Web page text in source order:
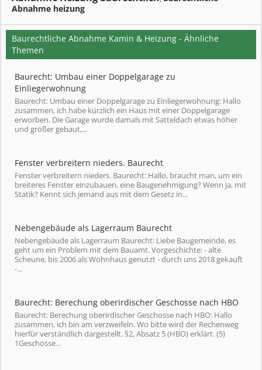
Abnahme heizung
Baurechtliche Abnahme Kamin & Heizung - Ähnliche
Themen
Baurecht: Umbau einer Doppelgarage zu
Einliegerwohnung
Baurecht: Umbau einer Doppelgarage zu Einliegerwohnung: Hallo
zusammen, ich habe kürzlich ein Haus mit einer Doppelgarage
erworben. Die Garage wurde damals mit Satteldach etwas höher
und größer gebaut,...
Fenster verbreitern nieders. Baurecht
Fenster verbreitern nieders. Baurecht: Hallo, braucht man, um ein
breiteres Fenster einzubauen, eine Baugenehmigung? Wenn ja, mit
Statik? Kennt sich jemand aus mit dem Gesetz in...
Nebengebäude als Lagerraum Baurecht
Nebengebäude als Lagerraum Baurecht: Liebe Baugemeinde, es
geht um ein Problem mit dem Bauamt. Vorgeschichte: - alte
Scheune, bis 2006 als Wohnhaus genutzt - durch uns 2018 gekauft
-...
Baurecht: Berechung oberirdischer Geschosse nach HBO
Baurecht: Berechung oberirdischer Geschosse nach HBO: Hallo
zusammen, ich bin am verzweifeln. Wo bitte wird der Rechenweg
hierfür verständlich dargestellt. §2, Absatz 5 (HBO) erklärt. (5)
1Geschosse...